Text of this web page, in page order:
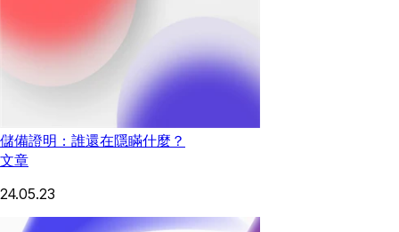
儲備證明：誰還在隱瞞什麼？
文章
24.05.23